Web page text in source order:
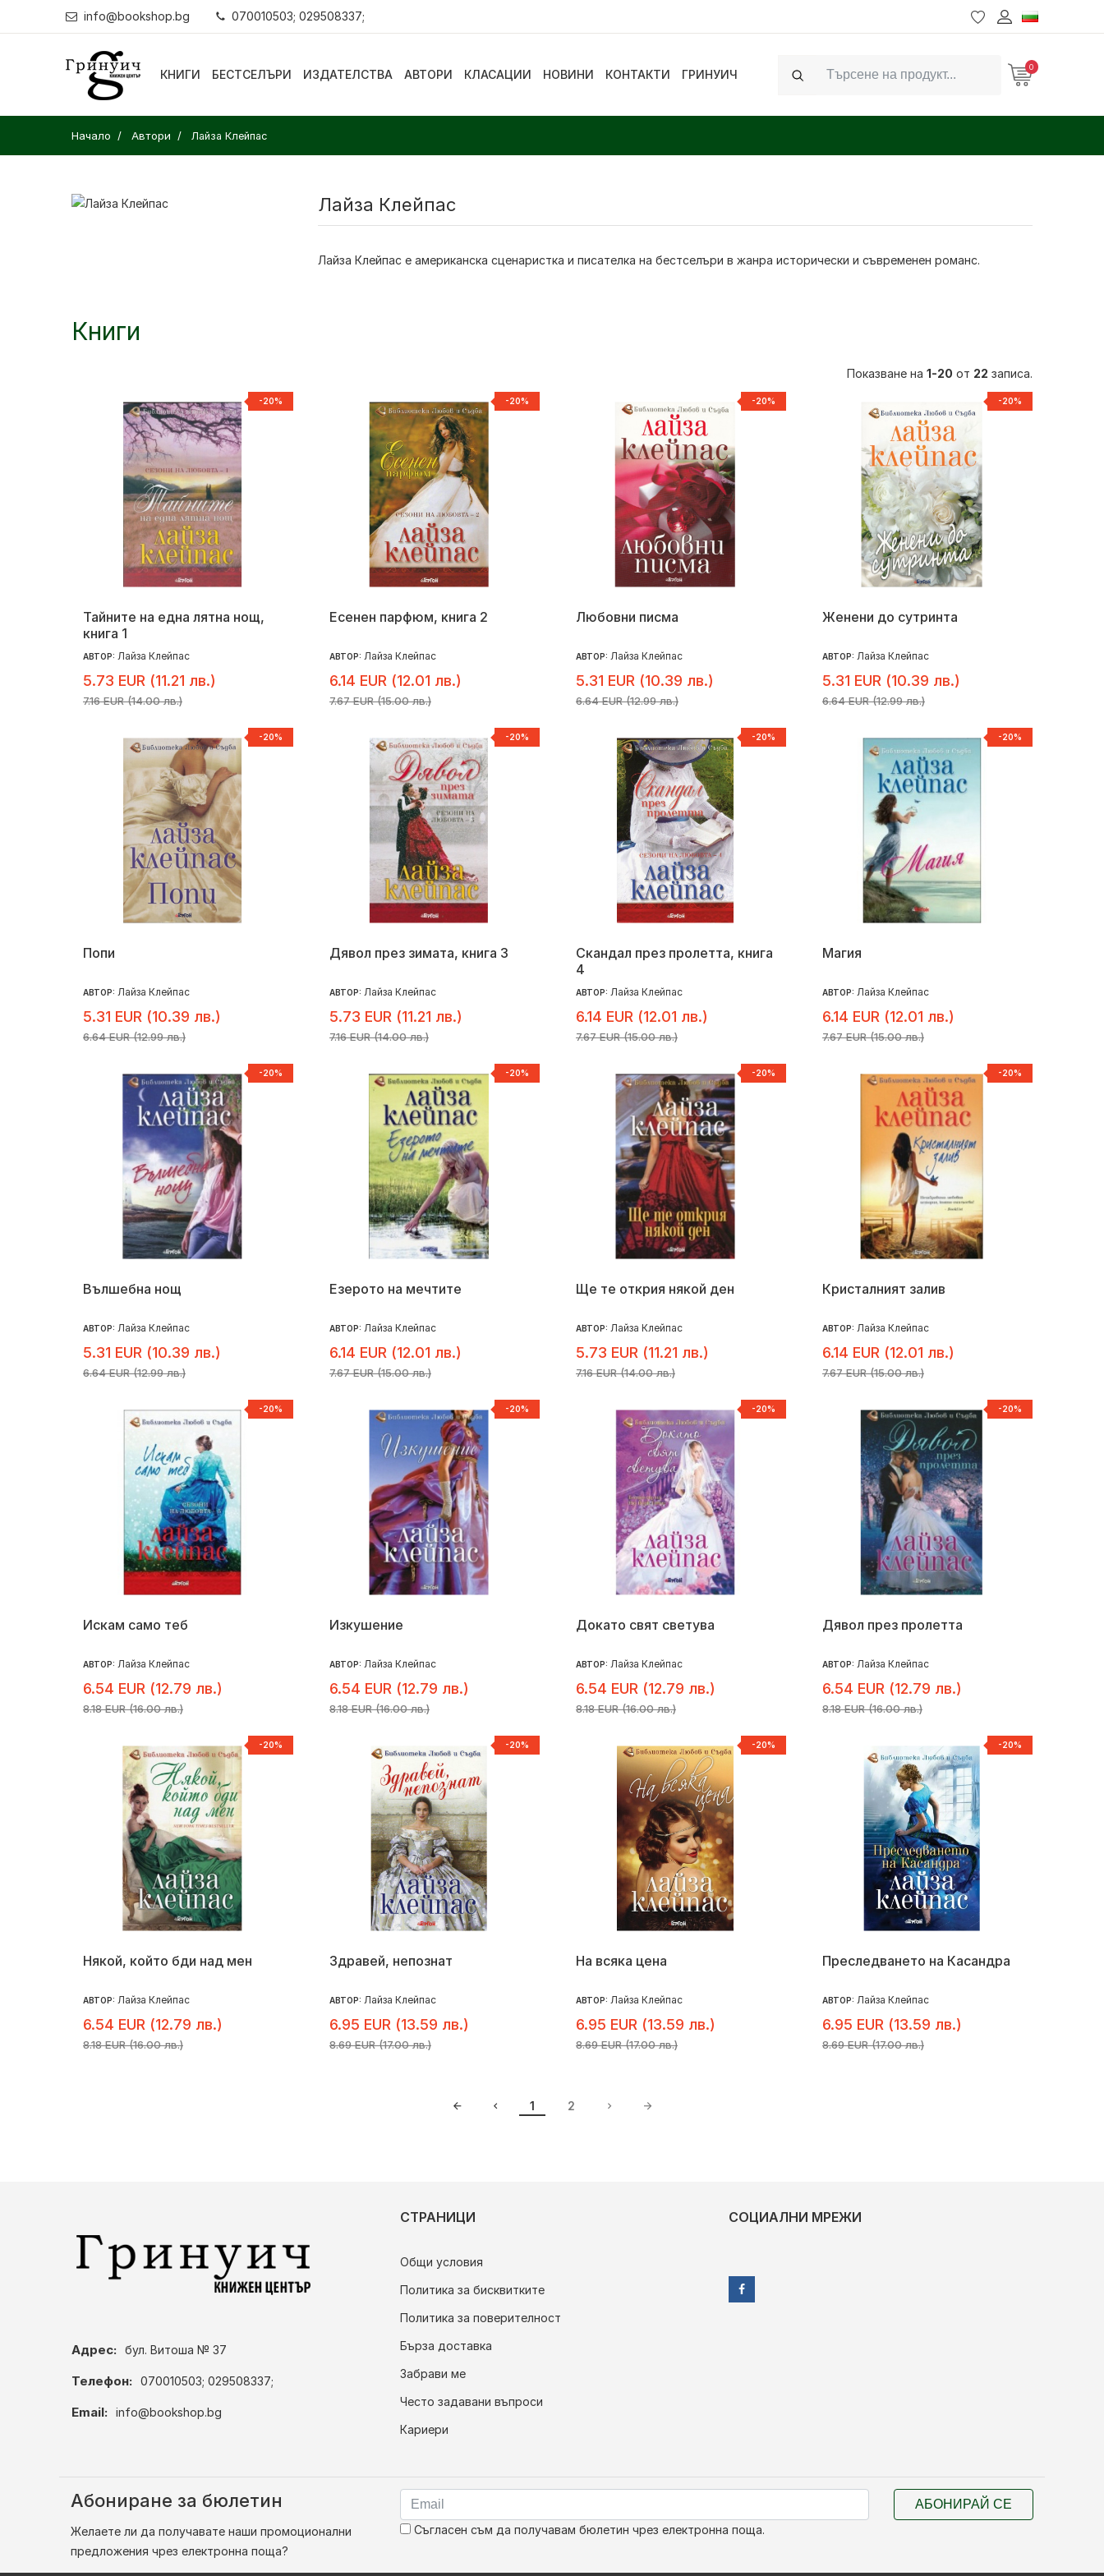
info@bookshop.bg 070010503; 029508337;
КНИГИ БЕСТСЕЛЪРИ ИЗДАТЕЛСТВА АВТОРИ КЛАСАЦИИ НОВИНИ КОНТАКТИ ГРИНУИЧ
Search
0
Начало Автори Лайза Клейпас
Лайза Клейпас
Лайза Клейпас е американска сценаристка и писателка на бестселъри в жанра исторически и съвременен романс.
Книги
Показване на 1-20 от 22 записа.
-20%
Тайните на една лятна нощ,
книга 1
АВТОР: Лайза Клейпас
5.73 EUR (11.21 лв.)
7.16 EUR (14.00 лв.)
-20%
Есенен парфюм, книга 2
АВТОР: Лайза Клейпас
6.14 EUR (12.01 лв.)
7.67 EUR (15.00 лв.)
-20%
Любовни писма
АВТОР: Лайза Клейпас
5.31 EUR (10.39 лв.)
6.64 EUR (12.99 лв.)
-20%
Женени до сутринта
АВТОР: Лайза Клейпас
5.31 EUR (10.39 лв.)
6.64 EUR (12.99 лв.)
-20%
Попи
АВТОР: Лайза Клейпас
5.31 EUR (10.39 лв.)
6.64 EUR (12.99 лв.)
-20%
Дявол през зимата, книга 3
АВТОР: Лайза Клейпас
5.73 EUR (11.21 лв.)
7.16 EUR (14.00 лв.)
-20%
Скандал през пролетта, книга
4
АВТОР: Лайза Клейпас
6.14 EUR (12.01 лв.)
7.67 EUR (15.00 лв.)
-20%
Магия
АВТОР: Лайза Клейпас
6.14 EUR (12.01 лв.)
7.67 EUR (15.00 лв.)
-20%
Вълшебна нощ
АВТОР: Лайза Клейпас
5.31 EUR (10.39 лв.)
6.64 EUR (12.99 лв.)
-20%
Езерото на мечтите
АВТОР: Лайза Клейпас
6.14 EUR (12.01 лв.)
7.67 EUR (15.00 лв.)
-20%
Ще те открия някой ден
АВТОР: Лайза Клейпас
5.73 EUR (11.21 лв.)
7.16 EUR (14.00 лв.)
-20%
Кристалният залив
АВТОР: Лайза Клейпас
6.14 EUR (12.01 лв.)
7.67 EUR (15.00 лв.)
-20%
Искам само теб
АВТОР: Лайза Клейпас
6.54 EUR (12.79 лв.)
8.18 EUR (16.00 лв.)
-20%
Изкушение
АВТОР: Лайза Клейпас
6.54 EUR (12.79 лв.)
8.18 EUR (16.00 лв.)
-20%
Докато свят светува
АВТОР: Лайза Клейпас
6.54 EUR (12.79 лв.)
8.18 EUR (16.00 лв.)
-20%
Дявол през пролетта
АВТОР: Лайза Клейпас
6.54 EUR (12.79 лв.)
8.18 EUR (16.00 лв.)
-20%
Някой, който бди над мен
АВТОР: Лайза Клейпас
6.54 EUR (12.79 лв.)
8.18 EUR (16.00 лв.)
-20%
Здравей, непознат
АВТОР: Лайза Клейпас
6.95 EUR (13.59 лв.)
8.69 EUR (17.00 лв.)
-20%
На всяка цена
АВТОР: Лайза Клейпас
6.95 EUR (13.59 лв.)
8.69 EUR (17.00 лв.)
-20%
Преследването на Касандра
АВТОР: Лайза Клейпас
6.95 EUR (13.59 лв.)
8.69 EUR (17.00 лв.)
1 2
Адрес: бул. Витоша № 37
Телефон: 070010503; 029508337;
Email: info@bookshop.bg
СТРАНИЦИ
Общи условия
Политика за бисквитките
Политика за поверителност
Бърза доставка
Забрави ме
Често задавани въпроси
Кариери
СОЦИАЛНИ МРЕЖИ
Абониране за бюлетин
Желаете ли да получавате наши промоционални
предложения чрез електронна поща?
Съгласен съм да получавам бюлетин чрез електронна поща.
АБОНИРАЙ СЕ